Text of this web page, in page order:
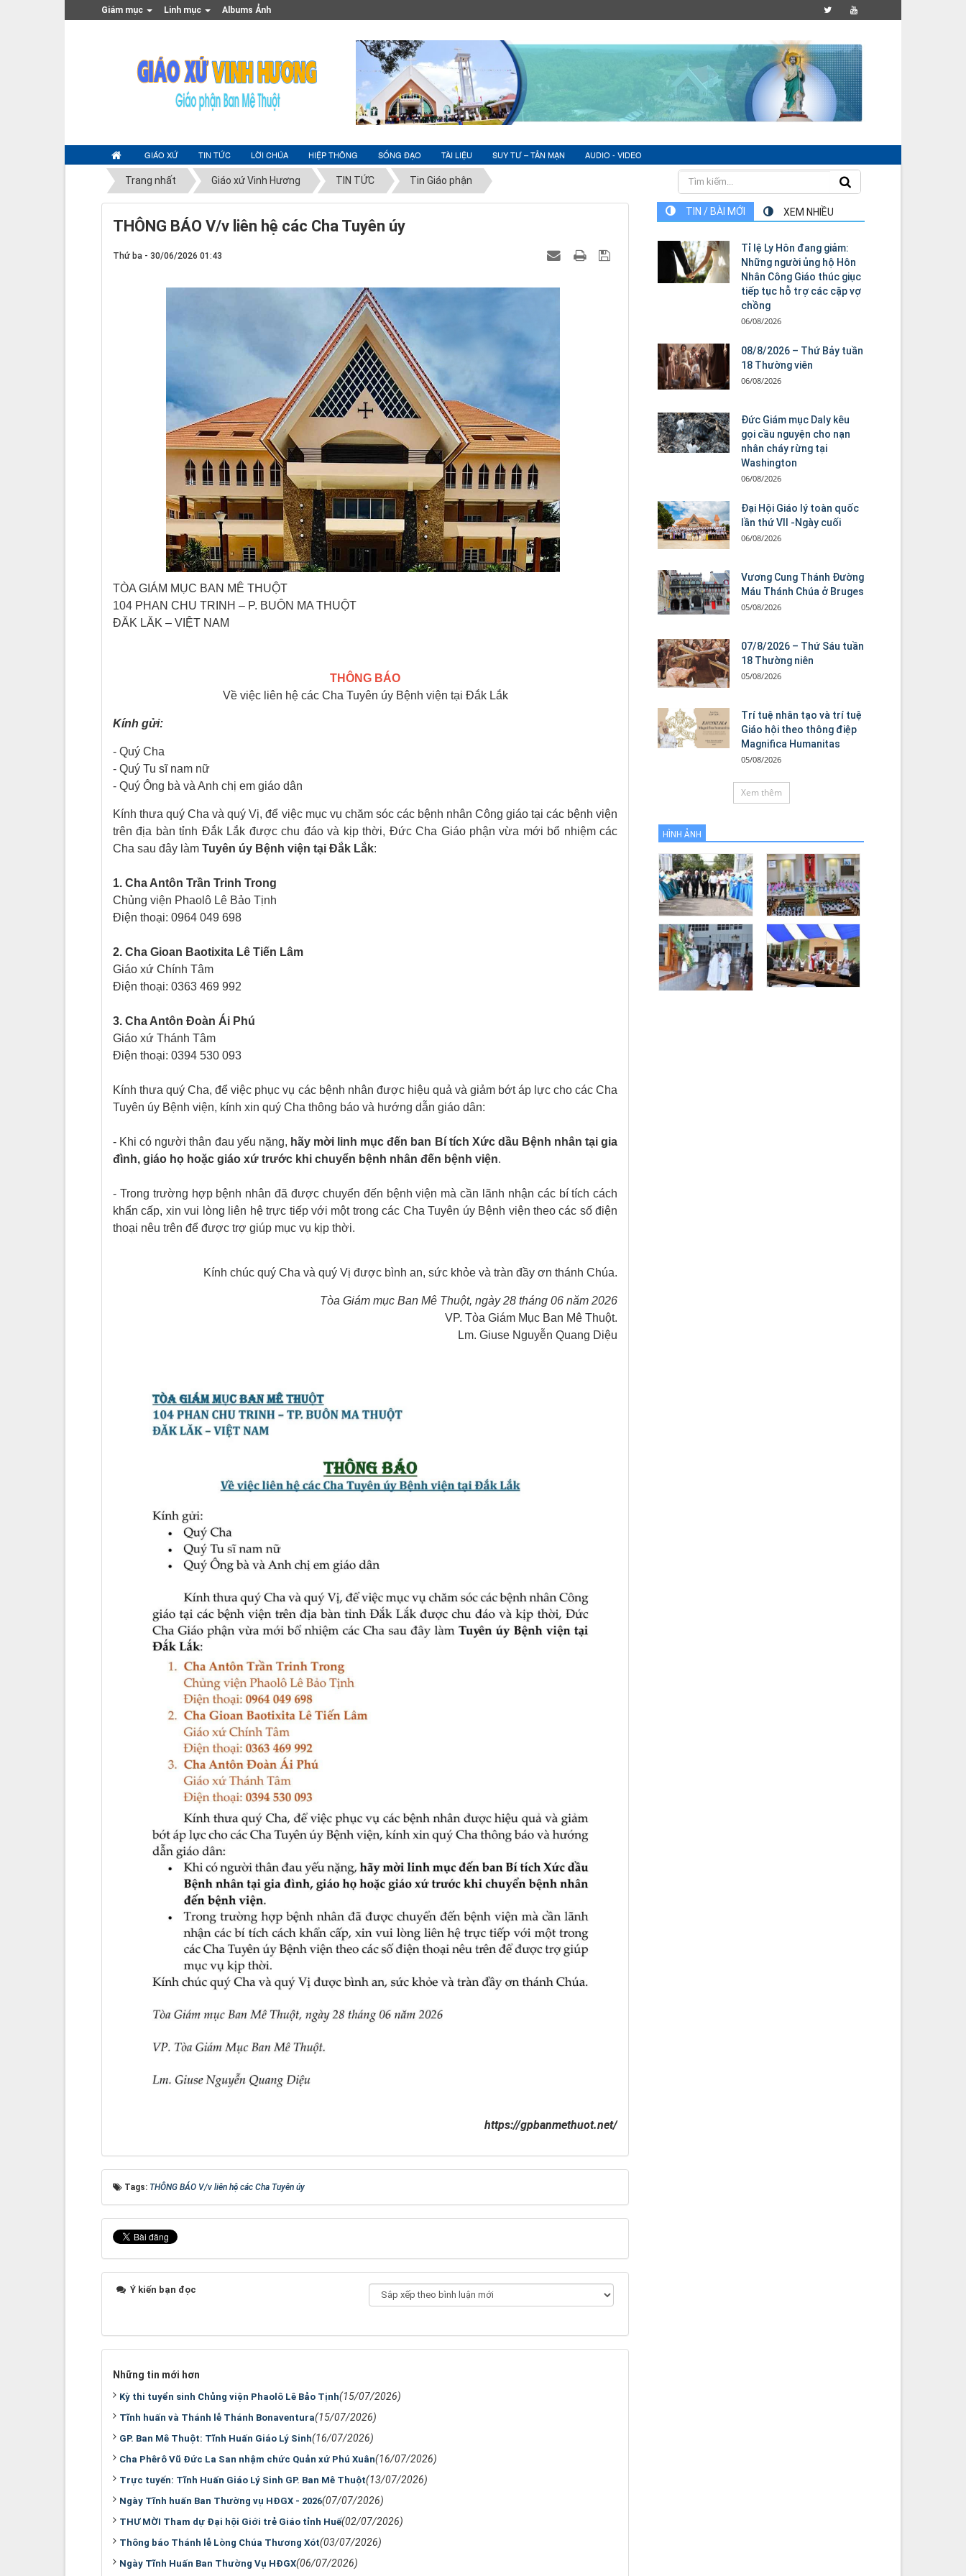
Giám mục Linh mục Albums Ảnh
GIÁO XỨ TIN TỨC LỜI CHÚA HIỆP THÔNG SỐNG ĐẠO TÀI LIỆU SUY TƯ – TẢN MẠN AUDIO - VIDEO
Trang nhất Giáo xứ Vinh Hương TIN TỨC Tin Giáo phận
THÔNG BÁO V/v liên hệ các Cha Tuyên úy
Thứ ba - 30/06/2026 01:43
TÒA GIÁM MỤC BAN MÊ THUỘT
104 PHAN CHU TRINH – P. BUÔN MA THUỘT
ĐĂK LĂK – VIỆT NAM
THÔNG BÁO
Về việc liên hệ các Cha Tuyên úy Bệnh viện tại Đắk Lắk
Kính gửi:
- Quý Cha
- Quý Tu sĩ nam nữ
- Quý Ông bà và Anh chị em giáo dân
Kính thưa quý Cha và quý Vị, để việc mục vụ chăm sóc các bệnh nhân Công giáo tại các bệnh viện
trên địa bàn tỉnh Đắk Lắk được chu đáo và kịp thời, Đức Cha Giáo phận vừa mới bổ nhiệm các
Cha sau đây làm Tuyên úy Bệnh viện tại Đắk Lắk:
1. Cha Antôn Trần Trinh Trong
Chủng viện Phaolô Lê Bảo Tịnh
Điện thoại: 0964 049 698
2. Cha Gioan Baotixita Lê Tiến Lâm
Giáo xứ Chính Tâm
Điện thoại: 0363 469 992
3. Cha Antôn Đoàn Ái Phú
Giáo xứ Thánh Tâm
Điện thoại: 0394 530 093
Kính thưa quý Cha, để việc phục vụ các bệnh nhân được hiệu quả và giảm bớt áp lực cho các Cha
Tuyên úy Bệnh viện, kính xin quý Cha thông báo và hướng dẫn giáo dân:
- Khi có người thân đau yếu nặng, hãy mời linh mục đến ban Bí tích Xức dầu Bệnh nhân tại gia
đình, giáo họ hoặc giáo xứ trước khi chuyển bệnh nhân đến bệnh viện.
- Trong trường hợp bệnh nhân đã được chuyển đến bệnh viện mà cần lãnh nhận các bí tích cách
khẩn cấp, xin vui lòng liên hệ trực tiếp với một trong các Cha Tuyên úy Bệnh viện theo các số điện
thoại nêu trên để được trợ giúp mục vụ kịp thời.
Kính chúc quý Cha và quý Vị được bình an, sức khỏe và tràn đầy ơn thánh Chúa.
Tòa Giám mục Ban Mê Thuột, ngày 28 tháng 06 năm 2026
VP. Tòa Giám Mục Ban Mê Thuột.
Lm. Giuse Nguyễn Quang Diệu
https://gpbanmethuot.net/
Tags: THÔNG BÁO V/v liên hệ các Cha Tuyên úy
Ý kiến bạn đọc
Những tin mới hơn
Kỳ thi tuyển sinh Chủng viện Phaolô Lê Bảo Tịnh(15/07/2026)
Tĩnh huấn và Thánh lễ Thánh Bonaventura(15/07/2026)
GP. Ban Mê Thuột: Tĩnh Huấn Giáo Lý Sinh(16/07/2026)
Cha Phêrô Vũ Đức La San nhậm chức Quản xứ Phú Xuân(16/07/2026)
Trực tuyến: Tĩnh Huấn Giáo Lý Sinh GP. Ban Mê Thuột(13/07/2026)
Ngày Tĩnh huấn Ban Thường vụ HĐGX - 2026(07/07/2026)
THƯ MỜI Tham dự Đại hội Giới trẻ Giáo tỉnh Huế(02/07/2026)
Thông báo Thánh lễ Lòng Chúa Thương Xót(03/07/2026)
Ngày Tĩnh Huấn Ban Thường Vụ HĐGX(06/07/2026)
TIN / BÀI MỚI XEM NHIỀU
Tỉ lệ Ly Hôn đang giảm:
Những người ủng hộ Hôn
Nhân Công Giáo thúc giục
tiếp tục hỗ trợ các cặp vợ
chồng
06/08/2026
08/8/2026 – Thứ Bảy tuần
18 Thường viên
06/08/2026
Đức Giám mục Daly kêu
gọi cầu nguyện cho nạn
nhân cháy rừng tại
Washington
06/08/2026
Đại Hội Giáo lý toàn quốc
lần thứ VII -Ngày cuối
06/08/2026
Vương Cung Thánh Ðường
Máu Thánh Chúa ở Bruges
05/08/2026
07/8/2026 – Thứ Sáu tuần
18 Thường niên
05/08/2026
Trí tuệ nhân tạo và trí tuệ
Giáo hội theo thông điệp
Magnifica Humanitas
05/08/2026
Xem thêm
HÌNH ẢNH